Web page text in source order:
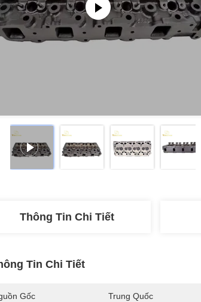
Thông Tin Chi Tiết
Tin Chi Tiết
Gốc Trung Quốc